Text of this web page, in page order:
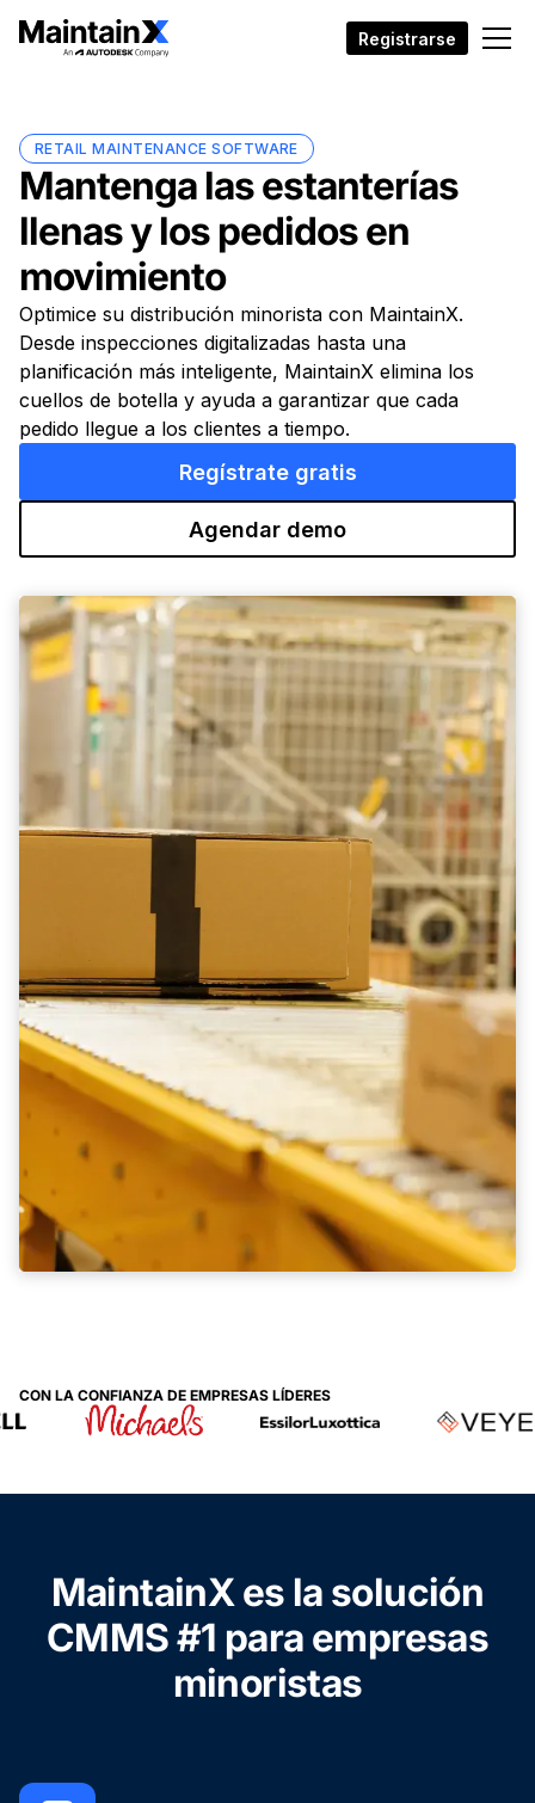
Registrarse
RETAIL MAINTENANCE SOFTWARE
Mantenga las estanterías
llenas y los pedidos en
movimiento
Optimice su distribución minorista con MaintainX.
Desde inspecciones digitalizadas hasta una
planificación más inteligente, MaintainX elimina los
cuellos de botella y ayuda a garantizar que cada
pedido llegue a los clientes a tiempo.
Regístrate gratis
Agendar demo
CON LA CONFIANZA DE EMPRESAS LÍDERES
MaintainX es la solución
CMMS #1 para empresas
minoristas